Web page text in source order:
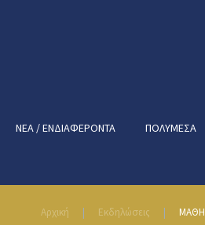
ΝΈΑ / ΕΝΔΙΑΦΈΡΟΝΤΑ ΠΟΛΥΜΈΣΑ
Αρχική Εκδηλώσεις